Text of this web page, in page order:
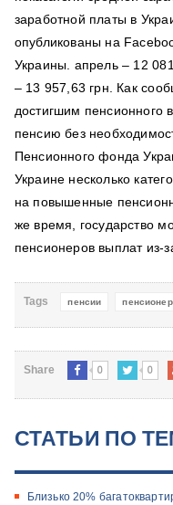
заработной платы в
опубликованы на
Украины. апрель – 12
– 13 957,63 грн. Как
достигшим пенсионного
пенсию без
Пенсионного фонда
Украине несколько
на повышенные
же время, государство
пенсионеров выплат из-
Tags пенсии
Share 0 0
СТАТЬИ ПО
Близько 20%